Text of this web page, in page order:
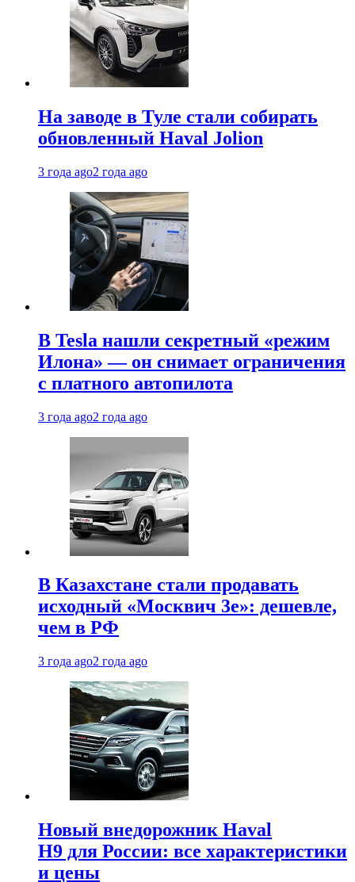
На заводе в Туле стали собирать
обновленный Haval Jolion
3 года ago2 года ago
В Tesla нашли секретный «режим
Илона» — он снимает ограничения
с платного автопилота
3 года ago2 года ago
В Казахстане стали продавать
исходный «Москвич 3e»: дешевле,
чем в РФ
3 года ago2 года ago
Новый внедорожник Haval
H9 для России: все характеристики
и цены